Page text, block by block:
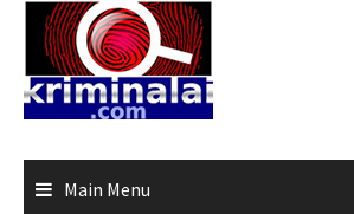
content
Main Menu